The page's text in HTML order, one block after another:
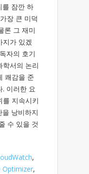
를 잠깐 하
장 큰 미덕
론 그 재미
지가 있겠
자의 호기
학서의 논리
쾌감을 준
. 이러한 요
를 지속시키
을 낭비하지
수 있을 것
,
Optimizer,